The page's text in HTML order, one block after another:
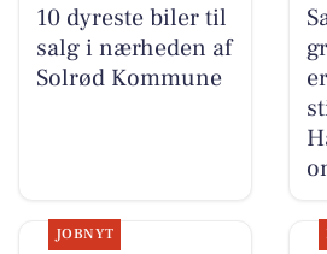
10 dyreste biler til
salg i nærheden af
Solrød Kommune
JOBNYT